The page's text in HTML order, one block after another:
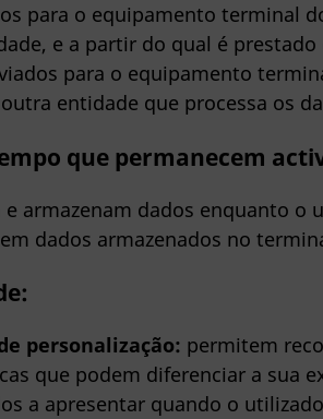
para o equipamento terminal
e a partir do qual é
para o equipamento
entidade que processa os
que permanecem
armazenam dados enquanto o
dados armazenados no
personalização: permitem
que podem diferenciar a sua
a apresentar quando o